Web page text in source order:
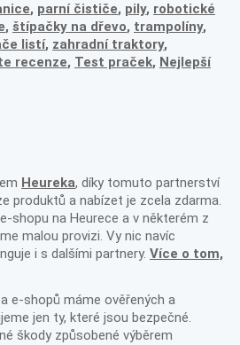
, parní čističe, pily, robotické
, štípačky na dřevo, trampolíny,
listí, zahradní traktory,
recenze, Test praček, Nejlepší
Heureka, díky tomuto partnerství
produktů a nabízet je zcela zdarma.
shopu na Heurece a v některém z
malou provizi. Vy nic navíc
i s dalšími partnery. Více o tom,
e-shopů máme ověřených a
jen ty, které jsou bezpečné.
škody způsobené výběrem